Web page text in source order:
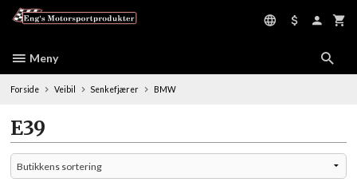
Meny
Forside Veibil Senkefjærer BMW
E39